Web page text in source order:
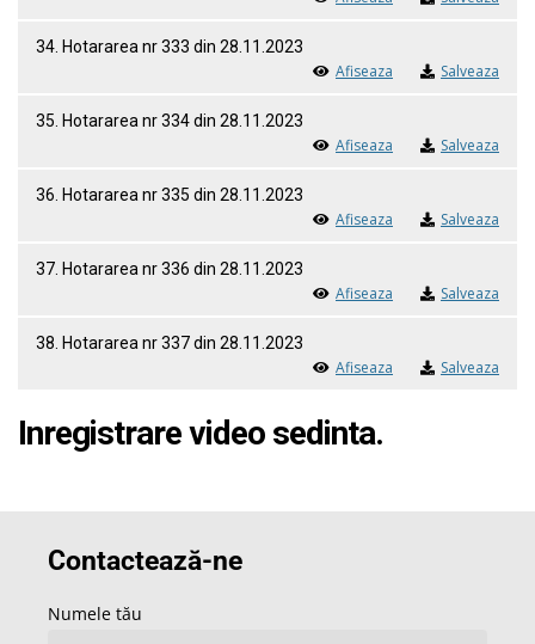
34. Hotararea nr 333 din 28.11.2023
Afiseaza Salveaza
35. Hotararea nr 334 din 28.11.2023
Afiseaza Salveaza
36. Hotararea nr 335 din 28.11.2023
Afiseaza Salveaza
37. Hotararea nr 336 din 28.11.2023
Afiseaza Salveaza
38. Hotararea nr 337 din 28.11.2023
Afiseaza Salveaza
Inregistrare video sedinta.